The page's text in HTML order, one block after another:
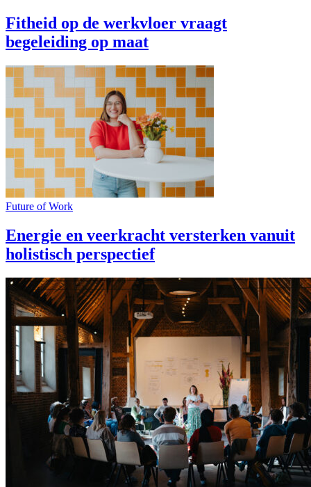
Fitheid op de werkvloer vraagt
begeleiding op maat
Future of Work
Energie en veerkracht versterken vanuit
holistisch perspectief